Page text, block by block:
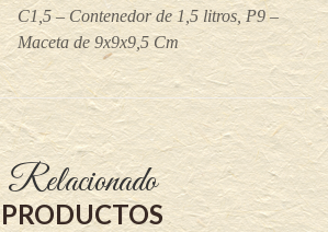
C1,5 – Contenedor de 1,5 litros, P9 –
Maceta de 9x9x9,5 Cm
Relacionado
PRODUCTOS